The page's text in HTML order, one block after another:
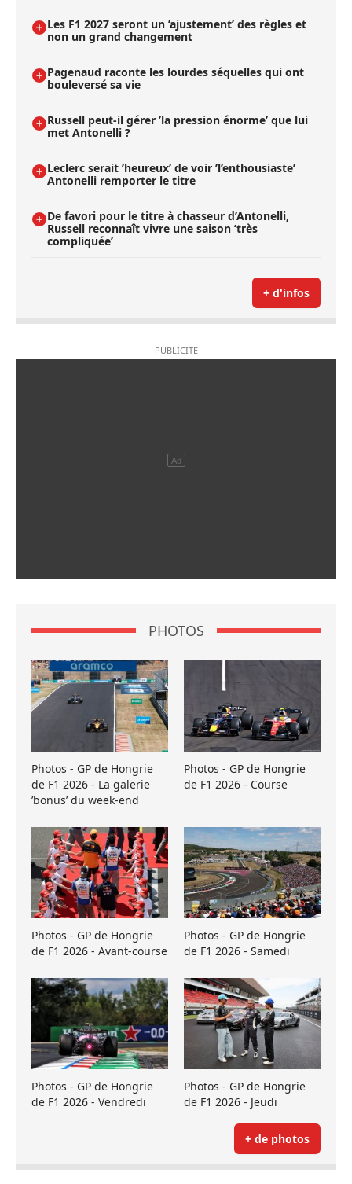
Les F1 2027 seront un ’ajustement’ des règles et
non un grand changement
Pagenaud raconte les lourdes séquelles qui ont
bouleversé sa vie
Russell peut-il gérer ’la pression énorme’ que lui
met Antonelli ?
Leclerc serait ’heureux’ de voir ’l’enthousiaste’
Antonelli remporter le titre
De favori pour le titre à chasseur d’Antonelli,
Russell reconnaît vivre une saison ’très
compliquée’
+ d'infos
PHOTOS
Photos - GP de Hongrie
de F1 2026 - La galerie
’bonus’ du week-end
Photos - GP de Hongrie
de F1 2026 - Course
Photos - GP de Hongrie
de F1 2026 - Avant-course
Photos - GP de Hongrie
de F1 2026 - Samedi
Photos - GP de Hongrie
de F1 2026 - Vendredi
Photos - GP de Hongrie
de F1 2026 - Jeudi
+ de photos